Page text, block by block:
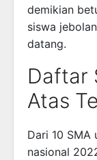
demikian
siswa
datang.
Daftar
Atas
Dari 10
nasional